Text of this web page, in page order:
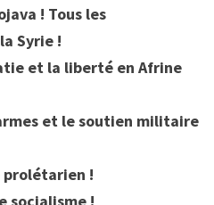
! Tous les
Syrie !
et la liberté en Afrine
et le soutien militaire
!